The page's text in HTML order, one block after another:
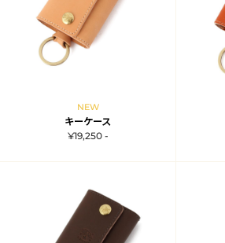
NEW
キーケース
¥19,250 -